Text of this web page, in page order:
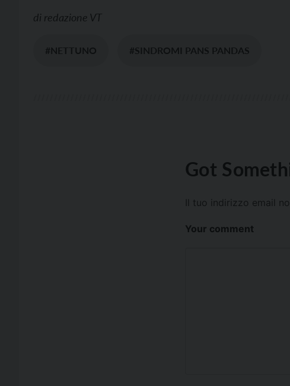
di redazione VT
#NETTUNO #SINDROMI PANS PANDAS
Got
Il tuo indirizzo email
Your comment